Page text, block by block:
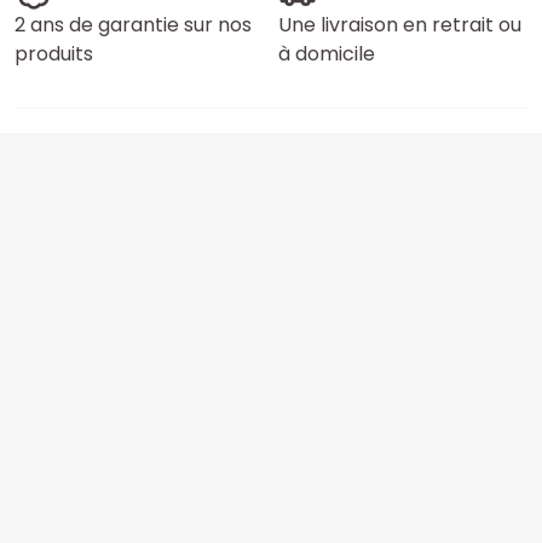
2 ans de garantie sur nos
produits
Une livraison en retrait ou
à domicile